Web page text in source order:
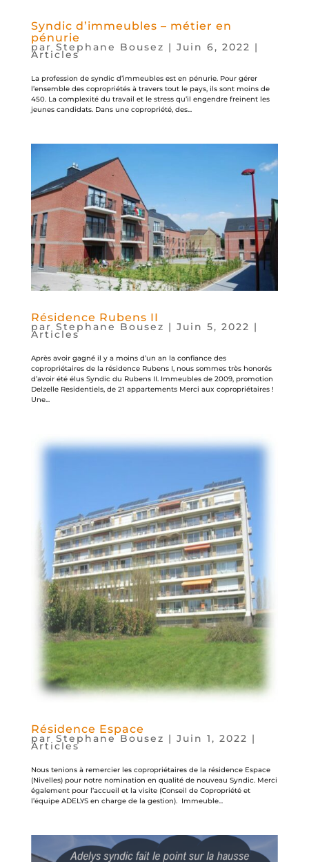
Syndic d’immeubles – métier en
pénurie
par Stephane Bousez | Juin 6, 2022 |
Articles
La profession de syndic d’immeubles est en pénurie. Pour gérer
l’ensemble des copropriétés à travers tout le pays, ils sont moins de
450. La complexité du travail et le stress qu’il engendre freinent les
jeunes candidats. Dans une copropriété, des...
Résidence Rubens II
par Stephane Bousez | Juin 5, 2022 |
Articles
Après avoir gagné il y a moins d’un an la confiance des
copropriétaires de la résidence Rubens I, nous sommes très honorés
d’avoir été élus Syndic du Rubens II. Immeubles de 2009, promotion
Delzelle Residentiels, de 21 appartements Merci aux copropriétaires !
Une...
Résidence Espace
par Stephane Bousez | Juin 1, 2022 |
Articles
Nous tenions à remercier les copropriétaires de la résidence Espace
(Nivelles) pour notre nomination en qualité de nouveau Syndic. Merci
également pour l’accueil et la visite (Conseil de Copropriété et
l’équipe ADELYS en charge de la gestion). Immeuble...